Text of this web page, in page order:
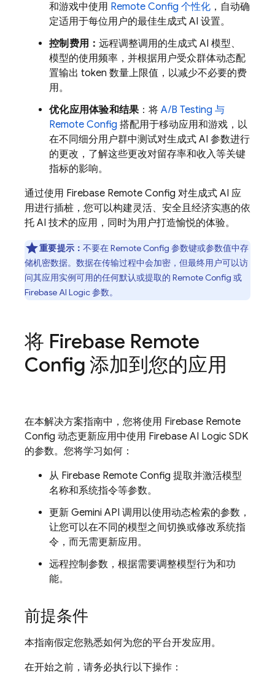
和游戏中使用 Remote Config 个性化 ，自动确
定适用于每位用户的最佳生成式 AI 设置。
控制费用：远程调整调用的生成式 AI 模型、
模型的使用频率，并根据用户受众群体动态配
置输出 token 数量上限值，以减少不必要的费
用。
优化应用体验和结果 ：将A/B Testing 与
Remote Config 搭配用于移动应用和游戏，以
在不同细分用户群中测试对生成式 AI 参数进行
的更改，了解这些更改对留存率和收入等关键
指标的影响。
通过使用 Firebase Remote Config 对生成式 AI 应
用进行插桩，您可以构建灵活、安全且经济实惠的依
托 AI 技术的应用，同时为用户打造愉悦的体验。
重要提示：不要在Remote Config 参数键或参数值中存
储机密数据。数据在传输过程中会加密，但最终用户可以访
问其应用实例可用的任何默认或提取的 Remote Config 或
Firebase AI Logic参数。
将 Firebase Remote
Config 添加到您的应用
在本解决方案指南中，您将使用 Firebase Remote
Config 动态更新应用中使用 Firebase AI Logic SDK
的参数。您将学习如何：
从 Firebase Remote Config 提取并激活模型
名称和系统指令等参数。
更新 Gemini API 调用以使用动态检索的参数，
让您可以在不同的模型之间切换或修改系统指
令，而无需更新应用。
远程控制参数，根据需要调整模型行为和功
能。
前提条件
本指南假定您熟悉如何为您的平台开发应用。
在开始之前，请务必执行以下操作：